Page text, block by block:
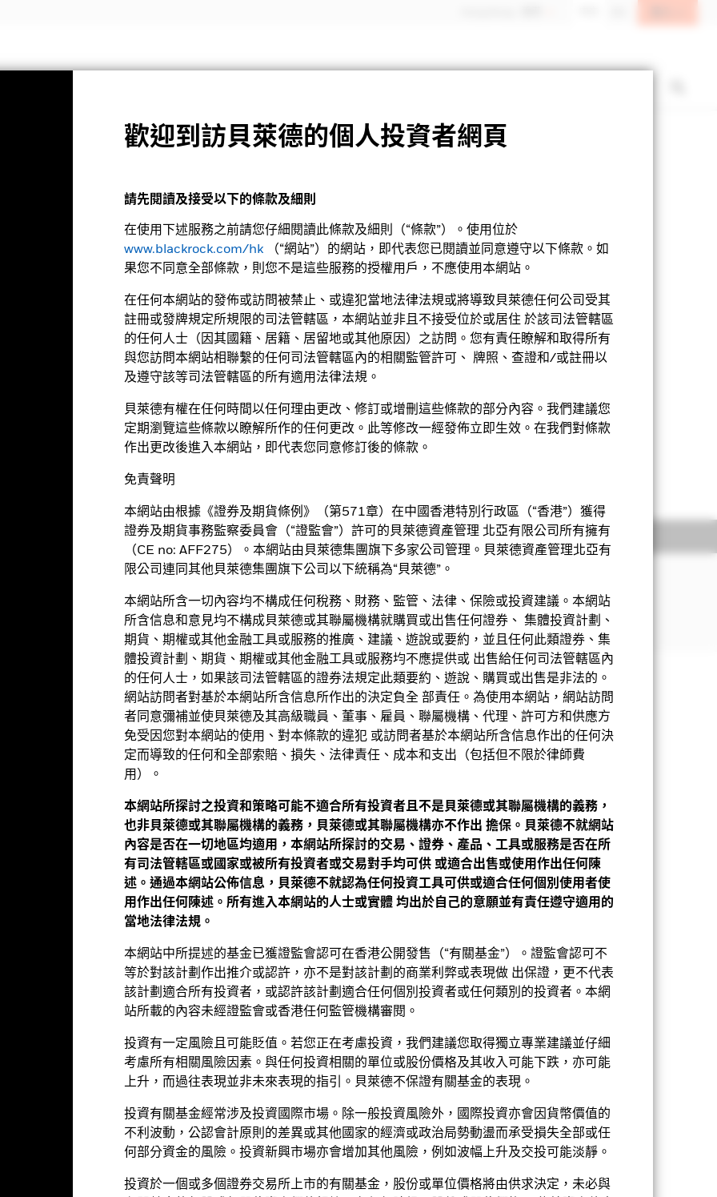
歡迎到訪貝萊德的個人投資者網頁
請先閱讀及接受以下的條款及細則
在使用下述服務之前請您仔細閱讀此條款及細則（“條款”）。使用位於
www.blackrock.com/hk（“網站”）的網站，即代表您已閱讀並同意遵守以下條款。如
果您不同意全部條款，則您不是這些服務的授權用戶，不應使用本網站。
在任何本網站的發佈或訪問被禁止、或違犯當地法律法規或將導致貝萊德任何公司受其
註冊或發牌規定所規限的司法管轄區，本網站並非且不接受位於或居住 於該司法管轄區
的任何人士（因其國籍、居籍、居留地或其他原因）之訪問。您有責任瞭解和取得所有
與您訪問本網站相聯繫的任何司法管轄區內的相關監管許可、 牌照、查證和/或註冊以
及遵守該等司法管轄區的所有適用法律法規。
貝萊德有權在任何時間以任何理由更改、修訂或增刪這些條款的部分內容。我們建議您
定期瀏覽這些條款以瞭解所作的任何更改。此等修改一經發佈立即生效。在我們對條款
作出更改後進入本網站，即代表您同意修訂後的條款。
免責聲明
本網站由根據《證券及期貨條例》（第571章）在中國香港特別行政區（“香港”）獲得
證券及期貨事務監察委員會（“證監會”）許可的貝萊德資產管理 北亞有限公司所有擁有
（CE no: AFF275）。本網站由貝萊德集團旗下多家公司管理。貝萊德資產管理北亞有
限公司連同其他貝萊德集團旗下公司以下統稱為“貝萊德”。
本網站所含一切內容均不構成任何稅務、財務、監管、法律、保險或投資建議。本網站
所含信息和意見均不構成貝萊德或其聯屬機構就購買或出售任何證券、 集體投資計劃、
期貨、期權或其他金融工具或服務的推廣、建議、遊說或要約，並且任何此類證券、集
體投資計劃、期貨、期權或其他金融工具或服務均不應提供或 出售給任何司法管轄區內
的任何人士，如果該司法管轄區的證券法規定此類要約、遊說、購買或出售是非法的。
網站訪問者對基於本網站所含信息所作出的決定負全 部責任。為使用本網站，網站訪問
者同意彌補並使貝萊德及其高級職員、董事、雇員、聯屬機構、代理、許可方和供應方
免受因您對本網站的使用、對本條款的違犯 或訪問者基於本網站所含信息作出的任何決
定而導致的任何和全部索賠、損失、法律責任、成本和支出（包括但不限於律師費
用）。
本網站所探討之投資和策略可能不適合所有投資者且不是貝萊德或其聯屬機構的義務，
也非貝萊德或其聯屬機構的義務，貝萊德或其聯屬機構亦不作出 擔保。貝萊德不就網站
內容是否在一切地區均適用，本網站所探討的交易、證券、產品、工具或服務是否在所
有司法管轄區或國家或被所有投資者或交易對手均可供 或適合出售或使用作出任何陳
述。通過本網站公佈信息，貝萊德不就認為任何投資工具可供或適合任何個別使用者使
用作出任何陳述。所有進入本網站的人士或實體 均出於自己的意願並有責任遵守適用的
當地法律法規。
本網站中所提述的基金已獲證監會認可在香港公開發售（“有關基金”）。證監會認可不
等於對該計劃作出推介或認許，亦不是對該計劃的商業利弊或表現做 出保證，更不代表
該計劃適合所有投資者，或認許該計劃適合任何個別投資者或任何類別的投資者。本網
站所載的內容未經證監會或香港任何監管機構審閱。
投資有一定風險且可能貶值。若您正在考慮投資，我們建議您取得獨立專業建議並仔細
考慮所有相關風險因素。與任何投資相關的單位或股份價格及其收入可能下跌，亦可能
上升，而過往表現並非未來表現的指引。貝萊德不保證有關基金的表現。
投資有關基金經常涉及投資國際市場。除一般投資風險外，國際投資亦會因貨幣價值的
不利波動，公認會計原則的差異或其他國家的經濟或政治局勢動盪而承受損失全部或任
何部分資金的風險。投資新興市場亦會增加其他風險，例如波幅上升及交投可能淡靜。
投資於一個或多個證券交易所上市的有關基金，股份或單位價格將由供求決定，未必與
基金月報 基金章程 產品資料概要
國A股特別時機基金
可招致重大虧損。基金投資於中國境內股票市場，可能需承受較高的波動性及涉及更大的風險，如流動性風
互通機制(統稱「互聯互通機制」)及人民幣合格境外機構投資者(「RQFII」)制度投資於中國境內股票市場，可
政治、稅務、經濟、社會及外匯因素產生的風險。基金投資於較小型的公司，與較大型的公司比較可能更波動
及包括人民幣計值類別的貨幣兌換風險。
。然而，不會大量用作投資用途。基金在使用衍生工具時可能蒙受損失。
，投資者或有可能損失一定程度的投資金額。
資者應參閱基金章程及產品資料概要以了解風險因素等詳情。
基金經理 持股 相關文件
總回報為目標。基金將不少於70%的總資產投資於在中華人民共和國（中國）註冊或從事大部份活動的公司的
國不包括香港和澳門特別行政區及台灣，因此基金只會投資於中國境內股票市場（A股）。
基金月報 基金章程 產品資料概要 下載
基金經理 持股 相關文件
品以對沖貨幣風險。股份類別中使用金融衍生產品可能為基金內其他股份類別帶來潛在風險效應（亦稱為溢出）。
，以至對其他股份類別的風險效應減至最低。您只需直接在基金名稱下方使用下拉式方框，即可查閱這基金內全部
名稱中顯示「對沖」的字眼。此外，如欲索取所有貨幣對沖股份類別的完整列表，應向基金管理公司提出。
表現
06-30 00:00:00 to 2026-07-31 00:00:00.
累計
chart with 2 data series.
chart has 1 X axis displaying categories.
chart has 1 Y axis displaying Values. Range: -40 to 40.